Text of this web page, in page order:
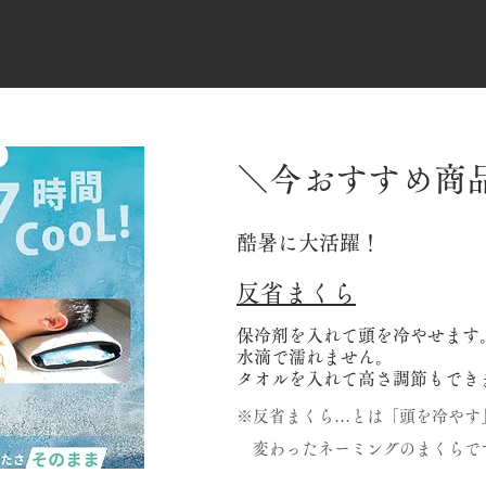
＼今おすすめ商
酷暑に大活躍！
反省まくら
保冷剤を入れて頭を冷やせます
水滴で濡れません。
タオルを入れて高さ調節もでき
※反省まくら…とは「頭を冷やす
変わったネーミングのまくらで